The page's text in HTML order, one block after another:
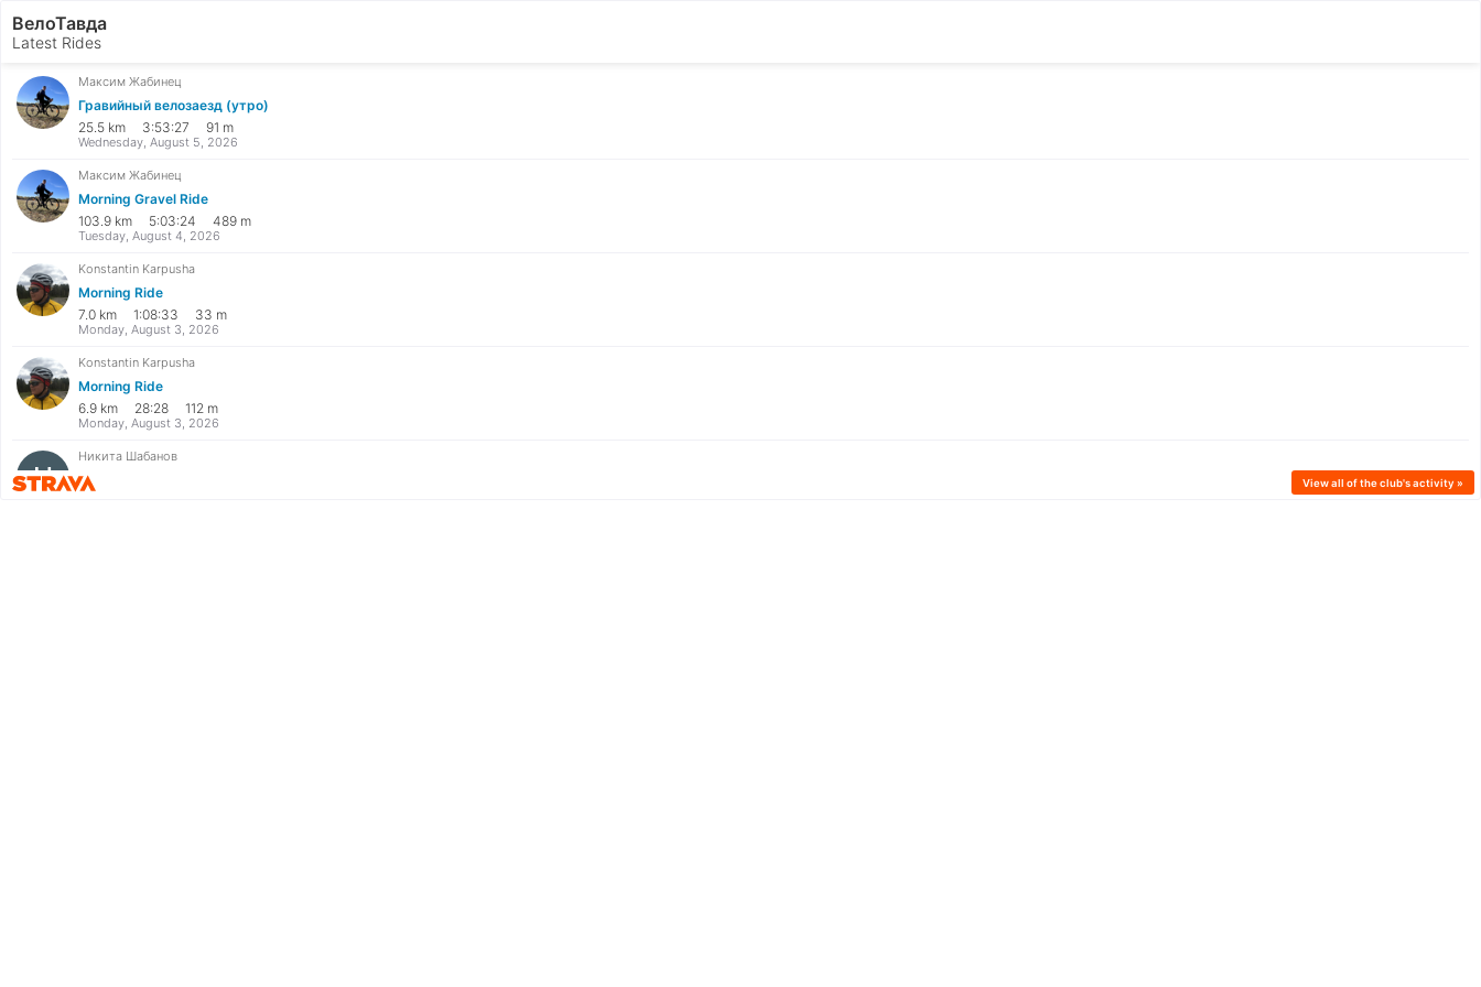
ВелоТавда
Latest Rides
Максим Жабинец
Гравийный велозаезд (утро)
25.5 km
3:53:27 91 m
Wednesday, August 5, 2026
Максим Жабинец
Morning Gravel Ride
103.9 km
5:03:24 489 m
Tuesday, August 4, 2026
Konstantin Karpusha
Morning Ride
7.0 km
1:08:33 33 m
Monday, August 3, 2026
Konstantin Karpusha
Morning Ride
6.9 km
28:28 112 m
Monday, August 3, 2026
Никита Шабанов
Полуденный заезд
View all of the club'sactivity »
Strava